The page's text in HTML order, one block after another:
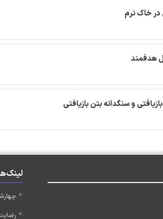
در خاک نرم
هدفمند
و سنگدانه بتن بازیافتی